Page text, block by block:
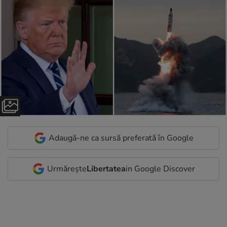
Adaugă-ne ca sursă preferată în Google
UrmăreșteLibertateain Google Discover